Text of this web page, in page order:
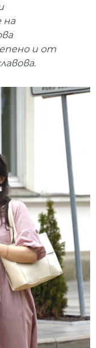
на
и от